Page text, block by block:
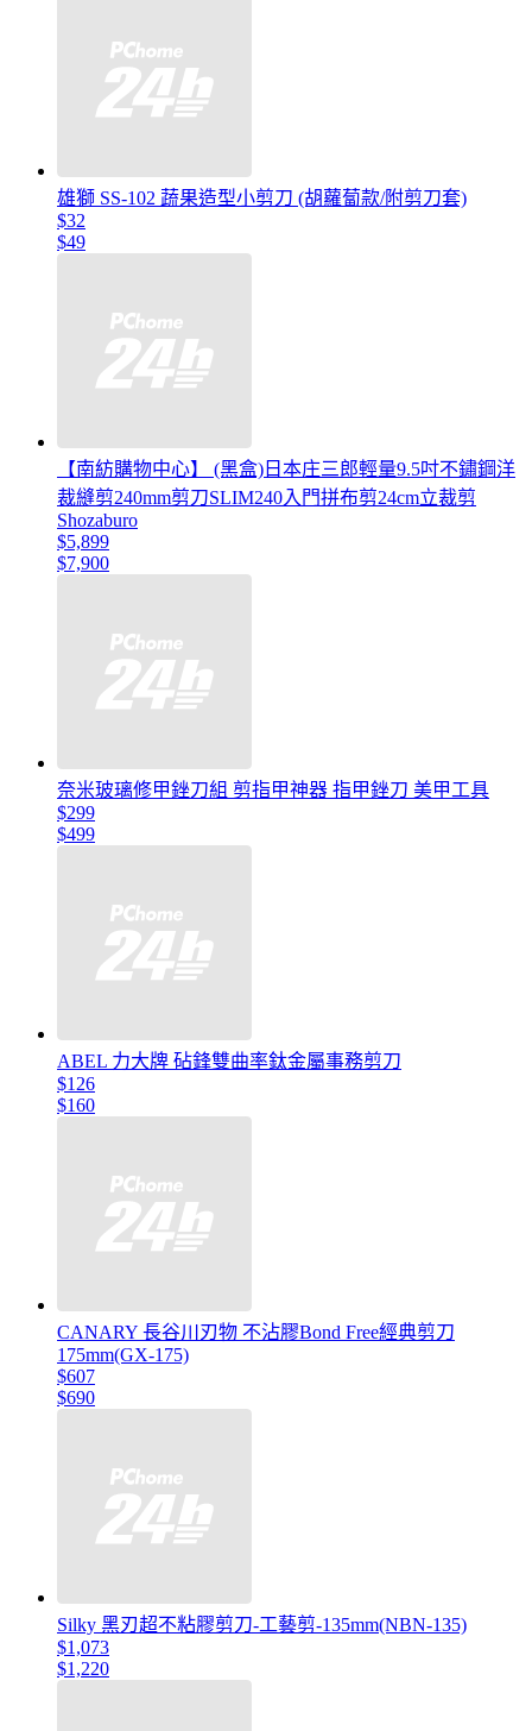
雄獅 SS-102 蔬果造型小剪刀 (胡蘿蔔款/附剪刀套)
$32
$49
【南紡購物中心】 (黑盒)日本庄三郎輕量9.5吋不鏽鋼洋
裁縫剪240mm剪刀SLIM240入門拼布剪24cm立裁剪
Shozaburo
$5,899
$7,900
奈米玻璃修甲銼刀組 剪指甲神器 指甲銼刀 美甲工具
$299
$499
ABEL 力大牌 砧鋒雙曲率鈦金屬事務剪刀
$126
$160
CANARY 長谷川刃物 不沾膠Bond Free經典剪刀
175mm(GX-175)
$607
$690
Silky 黑刃超不粘膠剪刀-工藝剪-135mm(NBN-135)
$1,073
$1,220